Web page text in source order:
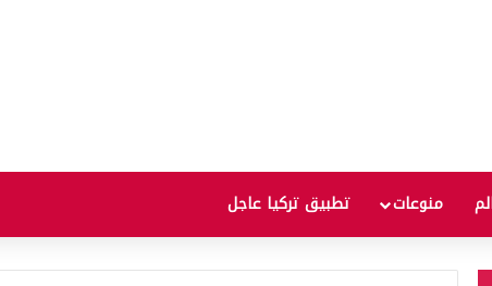
منوعات تطبيق تركيا عاجل